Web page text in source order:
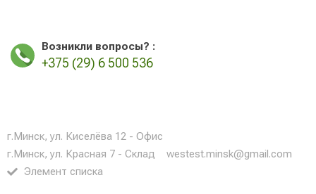
Возникли вопросы? :
+375 (29) 6 500 536
г.Минск, ул. Киселёва 12 - Офис
г.Минск, ул. Красная 7 - Склад
westest.minsk@gmail.com
Элемент списка